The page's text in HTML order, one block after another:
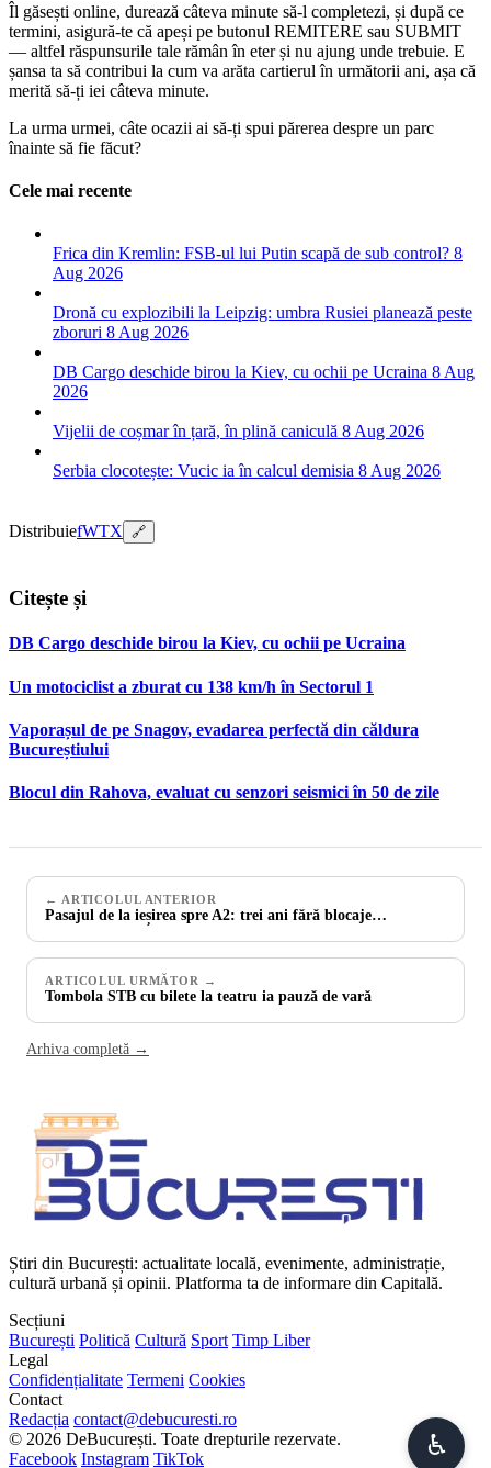
Îl găsești online, durează câteva minute să-l completezi, și după ce
termini, asigură-te că apeși pe butonul REMITERE sau SUBMIT
— altfel răspunsurile tale rămân în eter și nu ajung unde trebuie. E
șansa ta să contribui la cum va arăta cartierul în următorii ani, așa că
merită să-ți iei câteva minute.
La urma urmei, câte ocazii ai să-ți spui părerea despre un parc
înainte să fie făcut?
Cele mai recente
Frica din Kremlin: FSB-ul lui Putin scapă de sub control? 8
Aug 2026
Dronă cu explozibili la Leipzig: umbra Rusiei planează peste
zboruri 8 Aug 2026
DB Cargo deschide birou la Kiev, cu ochii pe Ucraina 8 Aug
2026
Vijelii de coșmar în țară, în plină caniculă 8 Aug 2026
Serbia clocotește: Vucic ia în calcul demisia 8 Aug 2026
DistribuiefWTX 🔗
Citește și
DB Cargo deschide birou la Kiev, cu ochii pe Ucraina
Un motociclist a zburat cu 138 km/h în Sectorul 1
Vaporașul de pe Snagov, evadarea perfectă din căldura
Bucureștiului
Blocul din Rahova, evaluat cu senzori seismici în 50 de zile
← ARTICOLUL ANTERIOR
Pasajul de la ieșirea spre A2: trei ani fără blocaje…
ARTICOLUL URMĂTOR →
Tombola STB cu bilete la teatru ia pauză de vară
Arhiva completă →
Știri din București: actualitate locală, evenimente, administrație,
cultură urbană și opinii. Platforma ta de informare din Capitală.
Secțiuni
București Politică Cultură Sport Timp Liber
Legal
Confidențialitate Termeni Cookies
Contact
Redacția contact@debucuresti.ro
© 2026 DeBucurești. Toate drepturile rezervate.
Facebook Instagram TikTok ♿︎